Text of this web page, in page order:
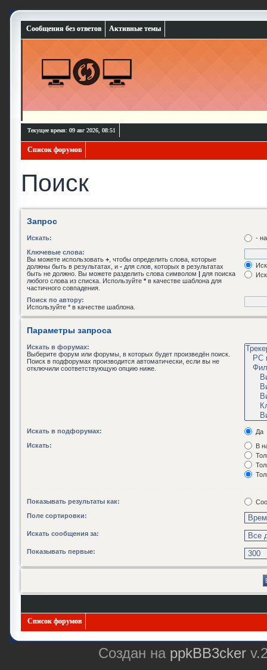
Сообщения без ответов Активные темы
Текущее время: 09 авг 2026, 08:51
Список форумов
Поиск
Запрос
Искать: -
Ключевые слова:
Вы можете использовать + , чтобы определить слова, которые
должны быть в результатах, и - для слов, которых в результатах
быть не должно. Вы можете разделить слова символом | для поиска
любого слова из списка. Используйте * в качестве шаблона для
частичного совпадения.
Поиск по автору:
Используйте * в качестве шаблона.
Параметры запроса
Искать в форумах:
Выберите форум или форумы, в которых будет произведён поиск.
Поиск в подфорумах производится автоматически, если вы не
отключили соответствующую опцию ниже.
Искать в подфорумах:
Да
Искать:
В
Показывать результаты как:
Поле сортировки:
Искать сообщения за:
Показывать первые:
Список форумов
Создан на ppkBB3cker